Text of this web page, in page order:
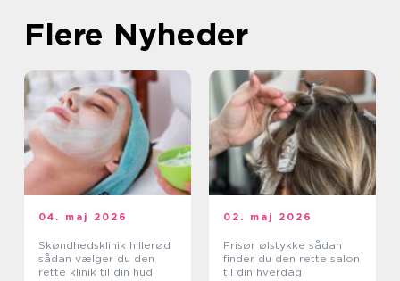
Flere Nyheder
04. maj 2026
Skøndhedsklinik hillerød
sådan vælger du den
rette klinik til din hud
02. maj 2026
Frisør ølstykke sådan
finder du den rette salon
til din hverdag